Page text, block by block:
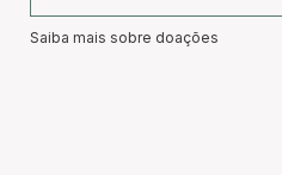
Saiba mais sobre doações